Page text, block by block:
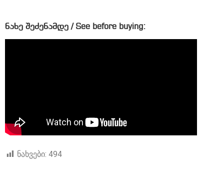
ნახე შეძენამდე / See before buying:
ნახვები: 494